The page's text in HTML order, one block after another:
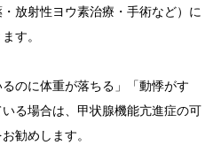
放射性ヨウ素治療・手術など）に
す。
るのに体重が落ちる」「動悸がす
る場合は、甲状腺機能亢進症の可
勧めします。